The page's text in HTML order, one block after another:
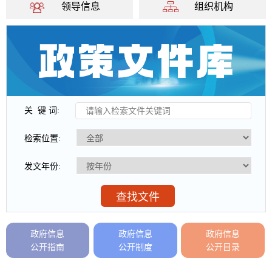
领导信息 组织机构
关 键 词:
检索位置:
发文年份:
查找文件
政府信息
公开指南
政府信息
公开制度
政府信息
公开目录